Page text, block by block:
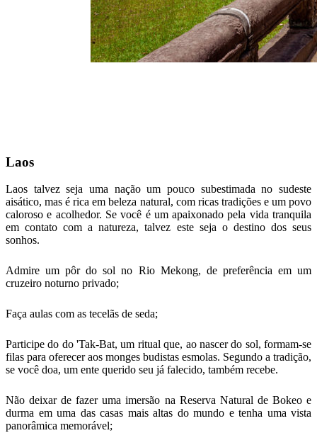
Laos
Laos talvez seja uma nação um pouco subestimada no sudeste
aisático, mas é rica em beleza natural, com ricas tradições e um povo
caloroso e acolhedor. Se você é um apaixonado pela vida tranquila
em contato com a natureza, talvez este seja o destino dos seus
sonhos.
Admire um pôr do sol no Rio Mekong, de preferência em um
cruzeiro noturno privado;
Faça aulas com as tecelãs de seda;
Participe do do 'Tak-Bat, um ritual que, ao nascer do sol, formam-se
filas para oferecer aos monges budistas esmolas. Segundo a tradição,
se você doa, um ente querido seu já falecido, também recebe.
Não deixar de fazer uma imersão na Reserva Natural de Bokeo e
durma em uma das casas mais altas do mundo e tenha uma vista
panorâmica memorável;